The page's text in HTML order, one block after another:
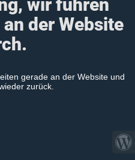
wir führen
der Website
gerade an der Website und
zurück.